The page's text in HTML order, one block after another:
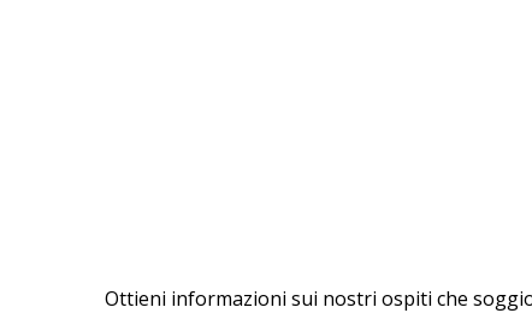
Ottieni informazioni sui nostri ospiti che